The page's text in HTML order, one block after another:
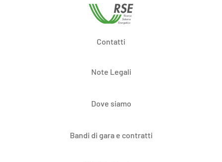
Contatti
Note Legali
Dove siamo
Bandi di gara e contratti